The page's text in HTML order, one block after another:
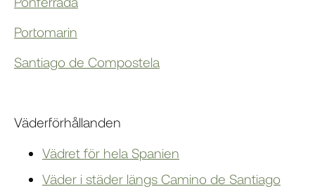
Portomarin
Santiago de Compostela
Väderförhållanden
Vädret för hela Spanien
Väder i städer längs Camino de Santiago